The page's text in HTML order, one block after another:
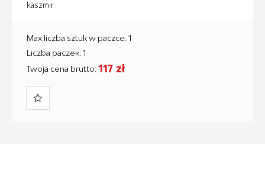
kaszmir
Twoja cena brutto:117 zł
Max liczba sztuk w paczce: 1
Liczba paczek: 1